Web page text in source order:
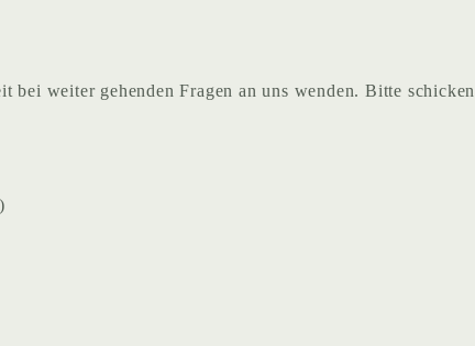
bei weiter gehenden Fragen an uns wenden. Bitte